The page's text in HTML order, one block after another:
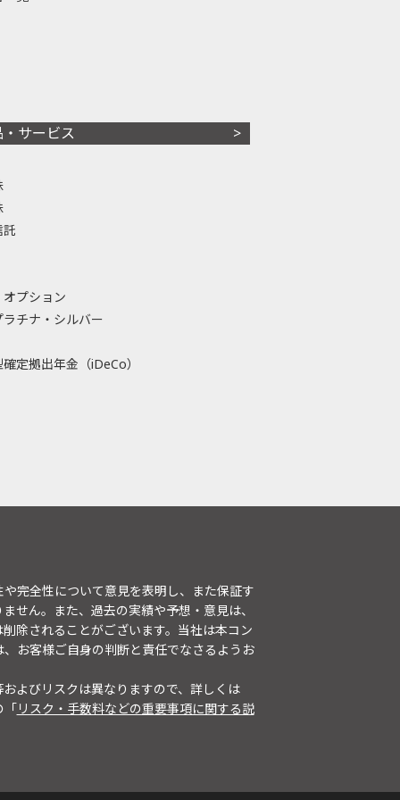
・サービス
託
プション
ラチナ・シルバー
定拠出年金（iDeCo）
完全性について意見を表明し、また保証す
せん。また、過去の実績や予想・意見は、
除されることがございます。当社は本コン
お客様ご自身の判断と責任でなさるようお
よびリスクは異なりますので、詳しくは
「リスク・手数料などの重要事項に関する説